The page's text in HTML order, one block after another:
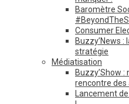
Baromètre
Consumer
Buzzy’News :
stratégie
Médiatisation
Buzzy’Show
rencontre des
Lancement